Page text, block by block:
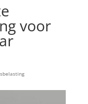
voor